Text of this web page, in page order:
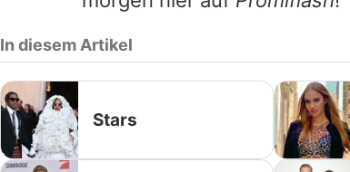
In diesem Artikel
Stars